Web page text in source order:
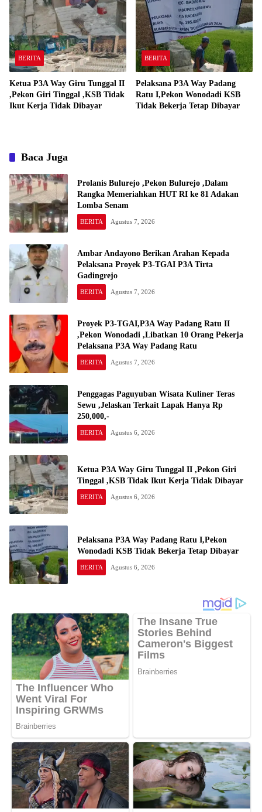
Padang Ratu
BERITA
Ketua P3A Way Giru Tunggal II
,Pekon Giri Tinggal ,KSB Tidak
Ikut Kerja Tidak Dibayar
BERITA
Pelaksana P3A Way Padang
Ratu I,Pekon Wonodadi KSB
Tidak Bekerja Tetap Dibayar
Baca Juga
Prolanis Bulurejo ,Pekon Bulurejo ,Dalam
Rangka Memeriahkan HUT RI ke 81 Adakan
Lomba Senam
BERITA Agustus 7, 2026
Ambar Andayono Berikan Arahan Kepada
Pelaksana Proyek P3-TGAI P3A Tirta
Gadingrejo
BERITA Agustus 7, 2026
Proyek P3-TGAI,P3A Way Padang Ratu II
,Pekon Wonodadi ,Libatkan 10 Orang Pekerja
Pelaksana P3A Way Padang Ratu
BERITA Agustus 7, 2026
Penggagas Paguyuban Wisata Kuliner Teras
Sewu ,Jelaskan Terkait Lapak Hanya Rp
250,000,-
BERITA Agustus 6, 2026
Ketua P3A Way Giru Tunggal II ,Pekon Giri
Tinggal ,KSB Tidak Ikut Kerja Tidak Dibayar
BERITA Agustus 6, 2026
Pelaksana P3A Way Padang Ratu I,Pekon
Wonodadi KSB Tidak Bekerja Tetap Dibayar
BERITA Agustus 6, 2026